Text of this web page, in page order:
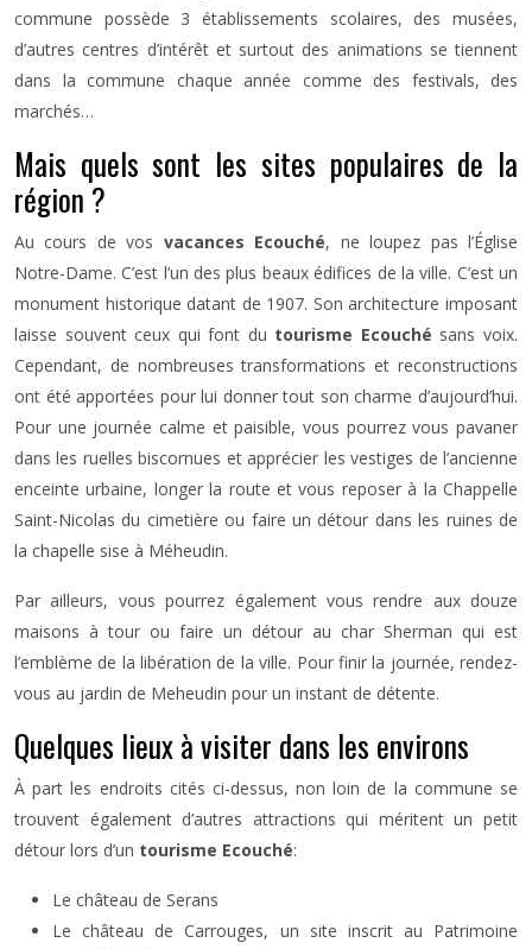
commune possède 3 établissements scolaires, des musées,
d’autres centres d’intérêt et surtout des animations se tiennent
dans la commune chaque année comme des festivals, des
marchés…
Mais quels sont les sites populaires de la
région ?
Au cours de vos vacances Ecouché, ne loupez pas l’Église
Notre-Dame. C’est l’un des plus beaux édifices de la ville. C’est un
monument historique datant de 1907. Son architecture imposant
laisse souvent ceux qui font du tourisme Ecouché sans voix.
Cependant, de nombreuses transformations et reconstructions
ont été apportées pour lui donner tout son charme d’aujourd’hui.
Pour une journée calme et paisible, vous pourrez vous pavaner
dans les ruelles biscornues et apprécier les vestiges de l’ancienne
enceinte urbaine, longer la route et vous reposer à la Chappelle
Saint-Nicolas du cimetière ou faire un détour dans les ruines de
la chapelle sise à Méheudin.
Par ailleurs, vous pourrez également vous rendre aux douze
maisons à tour ou faire un détour au char Sherman qui est
l’emblème de la libération de la ville. Pour finir la journée, rendez-
vous au jardin de Meheudin pour un instant de détente.
Quelques lieux à visiter dans les environs
À part les endroits cités ci-dessus, non loin de la commune se
trouvent également d’autres attractions qui méritent un petit
détour lors d’un tourisme Ecouché:
Le château de Serans
Le château de Carrouges, un site inscrit au Patrimoine